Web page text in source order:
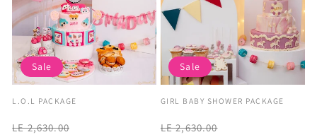
Vendor:
L.O.L PACKAGE
Regular
LE 2,630.00
Sale
Sale
Vendor:
GIRL BABY SHOWER PACKAGE
Regular
LE 2,630.00
Sale
Sale